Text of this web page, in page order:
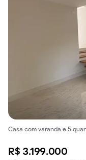
Casa com varanda e 5
R$ 3.199.000